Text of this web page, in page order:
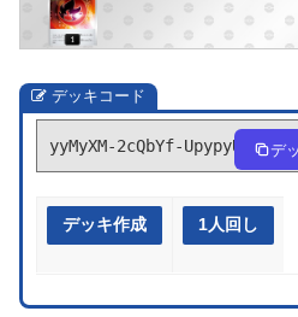
デッキコード
yyMyXM-2cQbYf-UpypyU デ
デッキ作成 1人回し